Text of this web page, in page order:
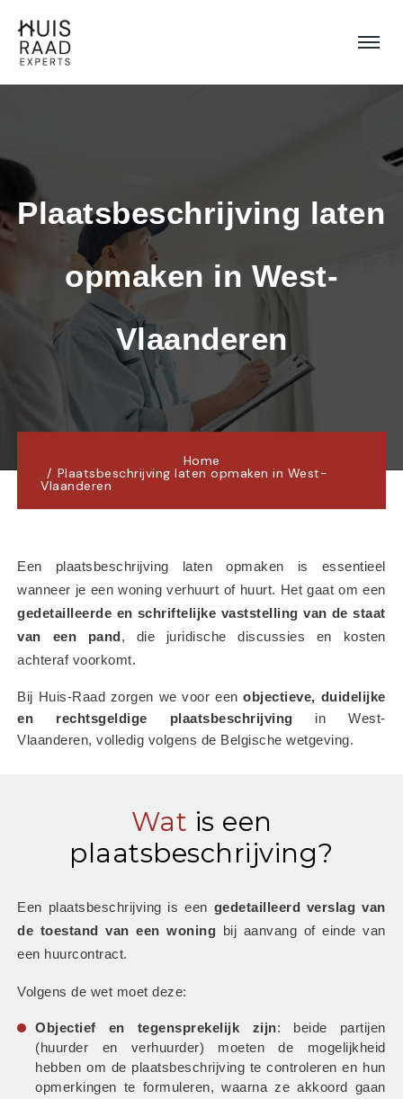
Plaatsbeschrijving laten
opmaken in West-
Vlaanderen
Home
Plaatsbeschrijving laten opmaken in West-
Vlaanderen
Een plaatsbeschrijving laten opmaken is essentieel
gedetailleerde en schriftelijke vaststelling van de staat
van een pand , die juridische discussies en kosten
achteraf voorkomt.
Bij Huis-Raad zorgen we voor een objectieve, duidelijke
en rechtsgeldige plaatsbeschrijving in West-
Vlaanderen, volledig volgens de Belgische wetgeving.
Wat is een
plaatsbeschrijving?
Een plaatsbeschrijving is een gedetailleerd verslag van
de toestand van een woning bij aanvang of einde van
een huurcontract.
Volgens de wet moet deze:
Objectief en tegensprekelijk zijn: beide partijen
(huurder en verhuurder) moeten de mogelijkheid
hebben om de plaatsbeschrijving te controleren en hun
opmerkingen te formuleren, waarna ze akkoord gaan